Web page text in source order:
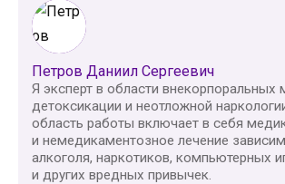
Петров Даниил Сергеевич
Я эксперт в области внекорпоральных
детоксикации и неотложной
область работы включает в себя
и немедикаментозное лечение
алкоголя, наркотиков, компьютерных
и других вредных привычек.